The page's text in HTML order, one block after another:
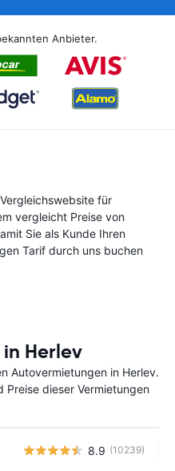
Anbieter.
für
vergleicht Preise von
Sie als Kunde Ihren
Tarif durch uns buchen
Herlev
Autovermietungen in Herlev.
Preise dieser Vermietungen
8.9 (10239)